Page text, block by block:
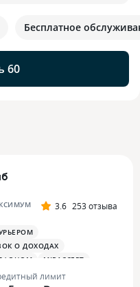
60
Бесплатное
3.6 253 отзыва
О ДОХОДАХ
MIRACCEPT
лимит